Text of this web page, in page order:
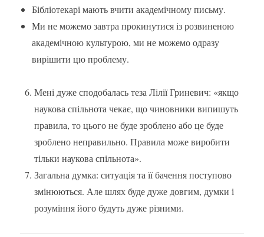
Бібліотекарі мають вчити академічному письму.
Ми не можемо завтра прокинутися із розвиненою
академічною культурою, ми не можемо одразу
вирішити цю проблему.
Мені дуже сподобалась теза Лілії Гриневич: «якщо
наукова спільнота чекає, що чиновники випишуть
правила, то цього не буде зроблено або це буде
зроблено неправильно. Правила може виробити
тільки наукова спільнота».
Загальна думка: ситуація та її бачення поступово
змінюються. Але шлях буде дуже довгим, думки і
розуміння його будуть дуже різними.